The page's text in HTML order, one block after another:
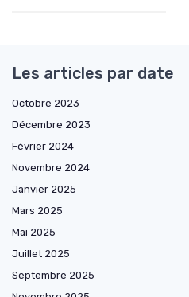
Les articles par date
Octobre 2023
Décembre 2023
Février 2024
Novembre 2024
Janvier 2025
Mars 2025
Mai 2025
Juillet 2025
Septembre 2025